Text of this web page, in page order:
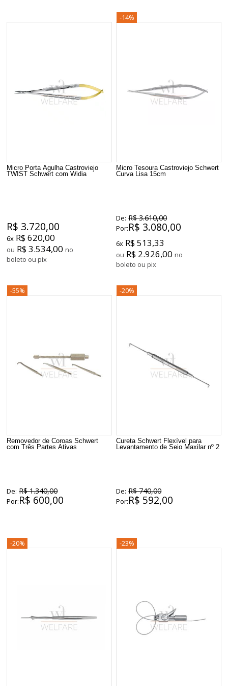
Micro Porta Agulha Castroviejo
TWIST Schwert com Widia
R$ 3.720,00
6x R$ 620,00
ou R$ 3.534,00 no
boleto ou pix
-14%
Micro Tesoura Castroviejo Schwert
Curva Lisa 15cm
De: R$ 3.610,00
Por:R$ 3.080,00
6x R$ 513,33
ou R$ 2.926,00 no
boleto ou pix
-55%
Removedor de Coroas Schwert
com Três Partes Ativas
De: R$ 1.340,00
Por:R$ 600,00
-20%
Cureta Schwert Flexível para
Levantamento de Seio Maxilar nº 2
De: R$ 740,00
Por:R$ 592,00
-20% -23%